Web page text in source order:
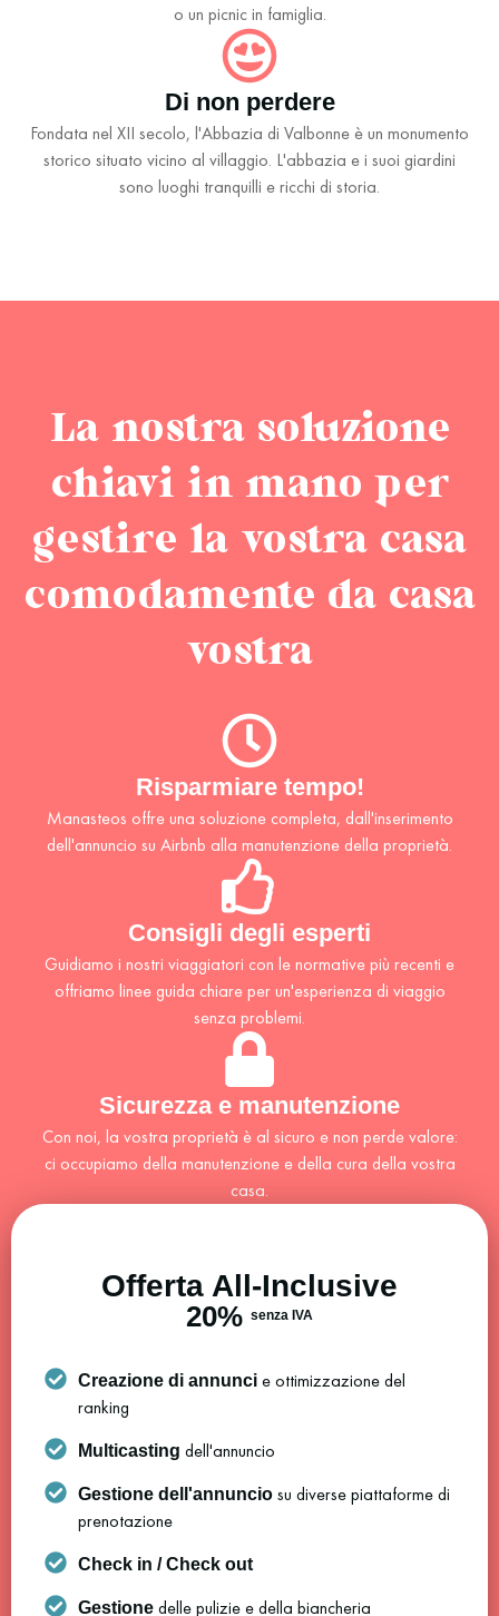
o un picnic in famiglia.
Di non perdere
Fondata nel XII secolo, l'Abbazia di Valbonne è un monumento
storico situato vicino al villaggio. L'abbazia e i suoi giardini
sono luoghi tranquilli e ricchi di storia.
La nostra soluzione
chiavi in mano per
gestire la vostra casa
comodamente da casa
vostra
Risparmiare tempo!
Manasteos offre una soluzione completa, dall'inserimento
dell'annuncio su Airbnb alla manutenzione della proprietà.
Consigli degli esperti
Guidiamo i nostri viaggiatori con le normative più recenti e
offriamo linee guida chiare per un'esperienza di viaggio
senza problemi.
Sicurezza e manutenzione
Con noi, la vostra proprietà è al sicuro e non perde valore:
ci occupiamo della manutenzione e della cura della vostra
casa.
Offerta All-Inclusive
20% senza IVA
Creazione di annunci e ottimizzazione del
ranking
Multicasting dell'annuncio
Gestione dell'annuncio su diverse piattaforme di
prenotazione
Check in / Check out
Gestione delle pulizie e della biancheria